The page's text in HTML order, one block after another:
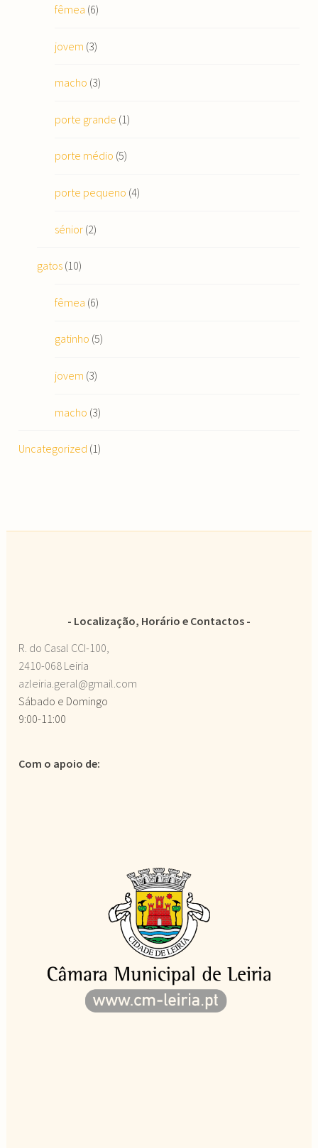
fêmea (6)
jovem (3)
macho (3)
porte grande (1)
porte médio (5)
porte pequeno (4)
sénior (2)
gatos(10)
fêmea (6)
gatinho (5)
jovem (3)
macho (3)
Uncategorized (1)
Localização, Horário e Contactos
R. do Casal CCI-100,
2410-068 Leiria
azleiria.geral@gmail.com
Sábado e Domingo
9:00-11:00
Com o apoio de: